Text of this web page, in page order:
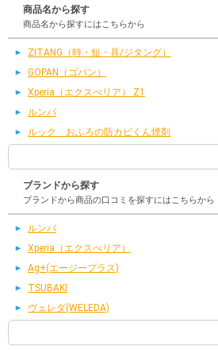
商品名から探す
商品名から探すにはこちらから
ZITANG（時・短・具/ジタング）
GOPAN（ゴパン）
Xperia（エクスぺリア） Z1
ルンバ
ルック おふろの防カビくん煙剤
ブランドから探す
ブランドから商品の口コミを探すにはこちらから
ルンバ
Xperia（エクスぺリア）
Ag+(エージープラス)
TSUBAKI
ヴェレダ(WELEDA)